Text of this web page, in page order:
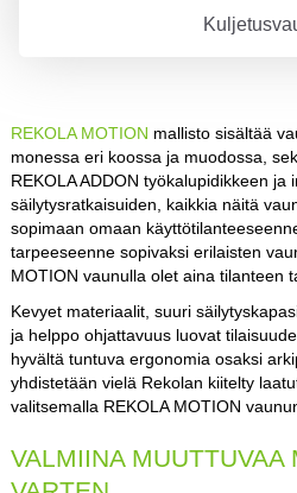
REKOLA MOTION mallisto sisältää
monessa eri koossa ja muodossa,
REKOLA ADDON työkalupidikkeen ja
säilytysratkaisuiden, kaikkia näitä
sopimaan omaan
tarpeeseenne sopivaksi erilaisten
MOTION vaunulla olet aina tilanteen
Kevyet materiaalit, suuri
ja helppo ohjattavuus luovat
hyvältä tuntuva ergonomia osaksi
yhdistetään vielä Rekolan kiitelty
valitsemalla REKOLA MOTION
VALMIINA MUUTTUVAA